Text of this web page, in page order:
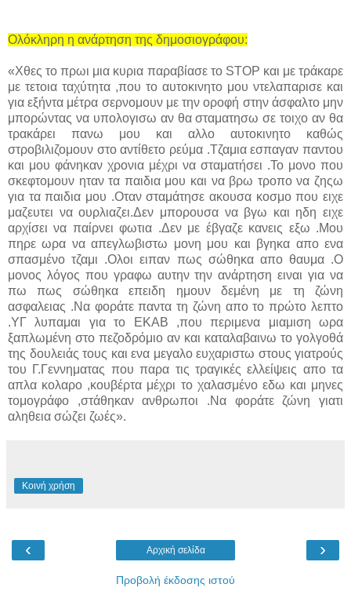
Ολόκληρη η ανάρτηση της δημοσιογράφου:
«Χθες το πρωι μια κυρια παραβίασε το STOP και με τράκαρε
με τετοια ταχύτητα ,που το αυτοκινητο μου ντελαπαρισε και
για εξήντα μέτρα σερνομουν με την οροφή στην άσφαλτο μην
μπορώντας να υπολογισω αν θα σταματησω σε τοιχο αν θα
τρακάρει πανω μου και αλλο αυτοκινητο καθώς
στροβιλιζομουν στο αντίθετο ρεύμα .Τζαμια εσπαγαν παντου
και μου φάνηκαν χρονια μέχρι να σταματήσει .Το μονο που
σκεφτομουν ηταν τα παιδια μου και να βρω τροπο να ζηςω
για τα παιδια μου .Οταν σταμάτησε ακουσα κοσμο που ειχε
μαζευτει να ουρλιαζει.Δεν μπορουσα να βγω και ηδη ειχε
αρχίσει να παίρνει φωτια .Δεν με έβγαζε κανεις εξω .Μου
πηρε ωρα να απεγλωβιστω μονη μου και βγηκα απο ενα
σπασμένο τζαμι .Ολοι ειπαν πως σώθηκα απο θαυμα .Ο
μονος λόγος που γραφω αυτην την ανάρτηση ειναι για να
πω πως σώθηκα επειδη ημουν δεμένη με τη ζώνη
ασφαλειας .Να φοράτε παντα τη ζώνη απο το πρώτο λεπτο
.ΥΓ λυπαμαι για το ΕΚΑΒ ,που περιμενα μιαμιση ωρα
ξαπλωμένη στο πεζοδρόμιο αν και καταλαβαινω το γολγοθά
της δουλειάς τους και ενα μεγαλο ευχαριστω στους γιατρούς
του Γ.Γεννηματας που παρα τις τραγικές ελλείψεις απο τα
απλα κολαρο ,κουβέρτα μέχρι το χαλασμένο εδω και μηνες
τομογράφο ,στάθηκαν ανθρωποι .Να φοράτε ζώνη γιατι
αληθεια σώζει ζωές».
Κοινή χρήση
‹ ›
Αρχική σελίδα
Προβολή έκδοσης ιστού